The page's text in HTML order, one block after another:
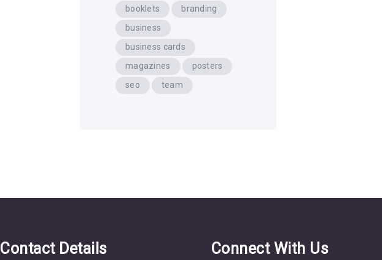
booklets
branding
business
business cards
magazines
posters
seo
team
Contact Details Connect With Us